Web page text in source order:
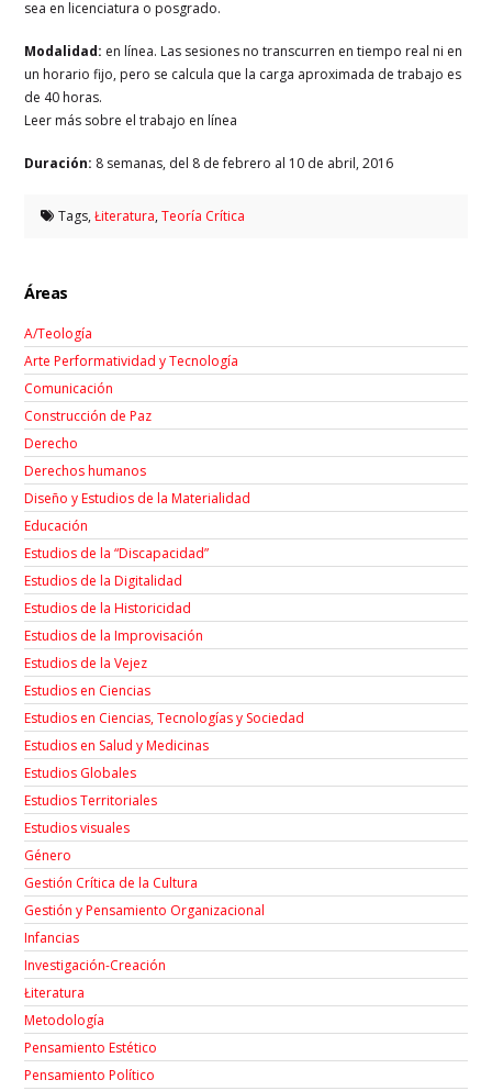
sea en licenciatura o posgrado.
Modalidad: en línea. Las sesiones no transcurren en tiempo real ni en
un horario fijo, pero se calcula que la carga aproximada de trabajo es
de 40 horas.
Leer más sobre el trabajo en línea
Duración: 8 semanas, del 8 de febrero al 10 de abril, 2016
Tags,Łiteratura,Teoría Crítica
Áreas
A/Teología
Arte Performatividad y Tecnología
Comunicación
Construcción de Paz
Derecho
Derechos humanos
Diseño y Estudios de la Materialidad
Educación
Estudios de la “Discapacidad”
Estudios de la Digitalidad
Estudios de la Historicidad
Estudios de la Improvisación
Estudios de la Vejez
Estudios en Ciencias
Estudios en Ciencias, Tecnologías y Sociedad
Estudios en Salud y Medicinas
Estudios Globales
Estudios Territoriales
Estudios visuales
Género
Gestión Crítica de la Cultura
Gestión y Pensamiento Organizacional
Infancias
Investigación-Creación
Łiteratura
Metodología
Pensamiento Estético
Pensamiento Político